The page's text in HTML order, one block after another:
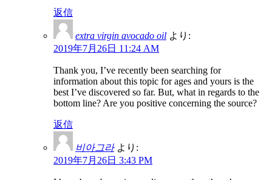
返信
extra virgin avocado oil より:
2019年7月26日 11:24 AM
Thank you, I’ve recently been searching for
information about this topic for ages and yours is the
best I’ve discovered so far. But, what in regards to the
bottom line? Are you positive concerning the source?
返信
비아그라 より:
2019年7月26日 3:43 PM